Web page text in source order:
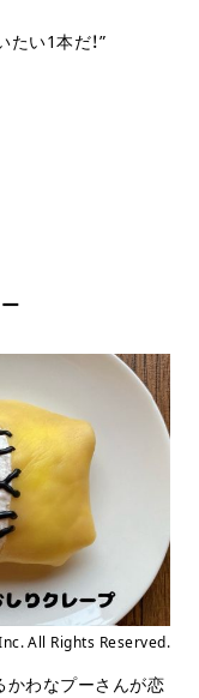
い1本だ！”
All Rights Reserved.
かわなプーさんが恋